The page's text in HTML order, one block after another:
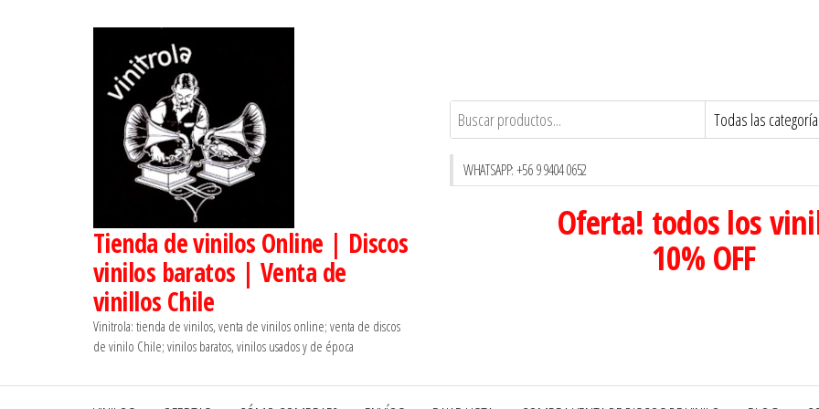
Tienda de vinilos Online | Discos
vinilos baratos | Venta de
vinillos Chile
Vinitrola: tienda de vinilos, venta de vinilos online; venta de discos
de vinilo Chile; vinilos baratos, vinilos usados y de época
WHATSAPP: +56 9 9404 0652
Oferta! todos los
10% OFF